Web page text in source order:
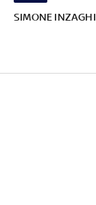
SIMONE INZAGHI